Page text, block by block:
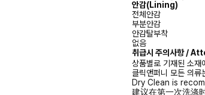
안감(Lining)
전체안감
부분안감
안감탈부착
없음
취급시 주의사항 /
상품별로 기재된 소재
클릭앤퍼니 모든 의류
Dry Clean is
建议在第一次洗涤